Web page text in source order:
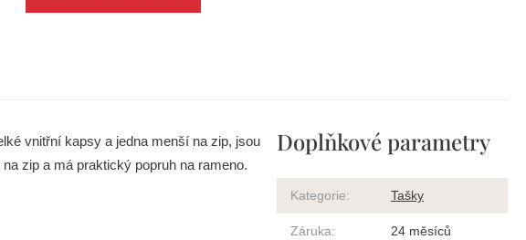
vnitřní kapsy a jedna menší na zip, jsou
zip a má praktický popruh na rameno.
Doplňkové parametry
Kategorie: Tašky
Záruka: 24 měsíců